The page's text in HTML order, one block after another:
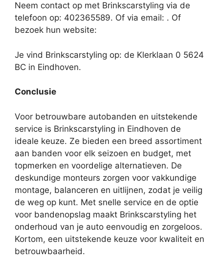
Neem contact op met Brinkscarstyling via de
telefoon op: 402365589. Of via email: . Of
bezoek hun website:
Je vind Brinkscarstyling op: de Klerklaan 0 5624
BC in Eindhoven.
Conclusie
Voor betrouwbare autobanden en uitstekende
service is Brinkscarstyling in Eindhoven de
ideale keuze. Ze bieden een breed assortiment
aan banden voor elk seizoen en budget, met
topmerken en voordelige alternatieven. De
deskundige monteurs zorgen voor vakkundige
montage, balanceren en uitlijnen, zodat je veilig
de weg op kunt. Met snelle service en de optie
voor bandenopslag maakt Brinkscarstyling het
onderhoud van je auto eenvoudig en zorgeloos.
Kortom, een uitstekende keuze voor kwaliteit en
betrouwbaarheid.